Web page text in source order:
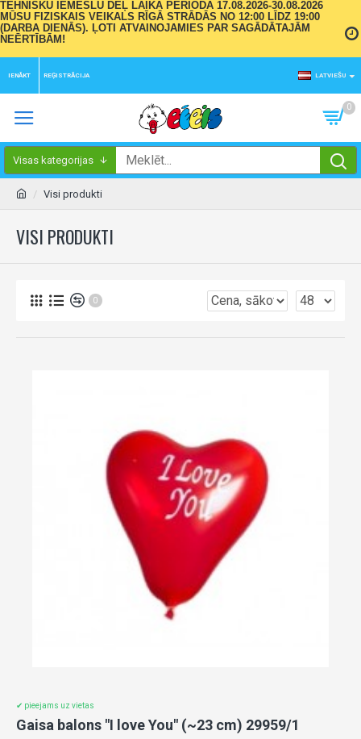
TEHNISKU IEMESLU DĒĻ LAIKA PERIODĀ 17.08.2026-30.08.2026
MŪSU FIZISKAIS VEIKALS RĪGĀ STRĀDĀS NO 12:00 LĪDZ 19:00
(DARBA DIENĀS). ĻOTI ATVAINOJAMIES PAR SAGĀDĀTAJĀM
NEĒRTĪBĀM!
IENĀKT REĢISTRĀCIJA LATVIEŠU
0
Visas kategorijas
Visi produkti
VISI PRODUKTI
0
✔ pieejams uz vietas
Gaisa balons "I love You" (~23 cm) 29959/1